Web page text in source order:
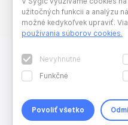
Copyright © 2026 Sygic. All
užitočných funkcii a analýzu
možné kedykoľvek upraviť.
používania súborov cookies.
Nevyhnutné
Funkčné
Povoliť všetko